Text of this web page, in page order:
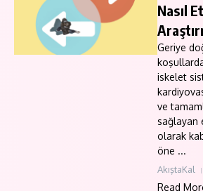
Nasıl
Geriye
iskelet
ve
sağlayan
olarak
öne ...
AkıştaKal
Read